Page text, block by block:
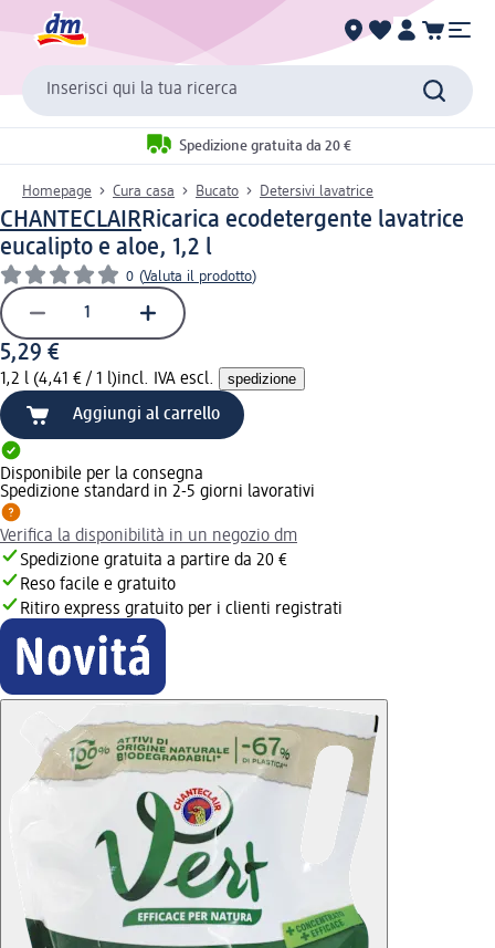
Inserisci qui la tua ricerca
Spedizione gratuita da 20 €
Homepage Cura casa Bucato Detersivi lavatrice
CHANTECLAIRRicarica ecodetergente lavatrice
eucalipto e aloe, 1,2 l
0 (Valuta il prodotto)
5,29 €
1,2 l (4,41 € / 1 l)incl. IVA escl. spedizione
Aggiungi al carrello
Disponibile per la consegna
Spedizione standard in 2-5 giorni lavorativi
Verifica la disponibilità in un negozio dm
Spedizione gratuita a partire da 20 €
Reso facile e gratuito
Ritiro express gratuito per i clienti registrati